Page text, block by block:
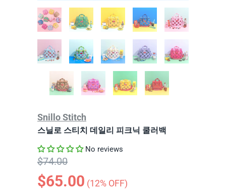
Snillo Stitch
스닐로 스티치 데일리 피크닉 쿨러백
No reviews
$74.00
$65.00 (12% OFF)